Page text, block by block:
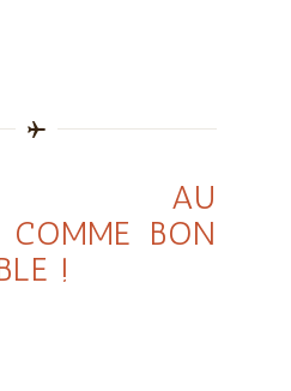
AU
BON
!